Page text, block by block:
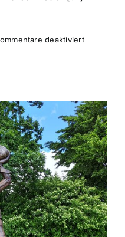
deaktiviertfür
Juli
2026
(KW
29)